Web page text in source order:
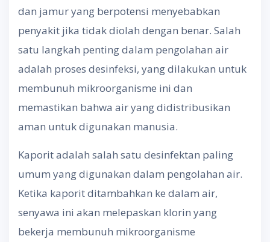
dan jamur yang berpotensi menyebabkan
penyakit jika tidak diolah dengan benar. Salah
satu langkah penting dalam pengolahan air
adalah proses desinfeksi, yang dilakukan untuk
membunuh mikroorganisme ini dan
memastikan bahwa air yang didistribusikan
aman untuk digunakan manusia.
Kaporit adalah salah satu desinfektan paling
umum yang digunakan dalam pengolahan air.
Ketika kaporit ditambahkan ke dalam air,
senyawa ini akan melepaskan klorin yang
bekerja membunuh mikroorganisme